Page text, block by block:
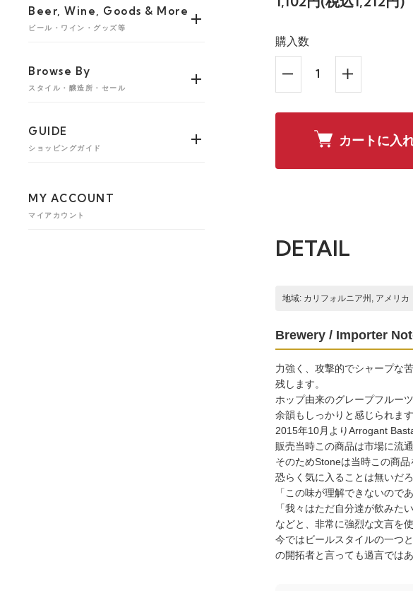
Beer, Wine, Goods & More
ビール・ワイン・グッズ等
Browse By
スタイル・醸造所・セール
GUIDE
ショッピングガイド
MY ACCOUNT
マイアカウント
購入数
カートに入
DETAIL
地域: カリフォルニア州, アメリカ
Brewery / Importer
力強く、攻撃的でシャープな
残します。
ホップ由来のグレープフルー
余韻もしっかりと感じられます
2015年10月よりArrogant
販売当時この商品は市場に流
そのためStoneは当時この商品
恐らく気に入ることは無いだろ
「この味が理解できないので
「我々はただ自分達が飲みた
などと、非常に強烈な文言を使
今ではビールスタイルの一つ
の開拓者と言っても過言ではあ